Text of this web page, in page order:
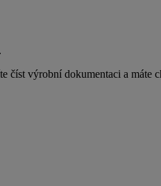
číst výrobní dokumentaci a máte